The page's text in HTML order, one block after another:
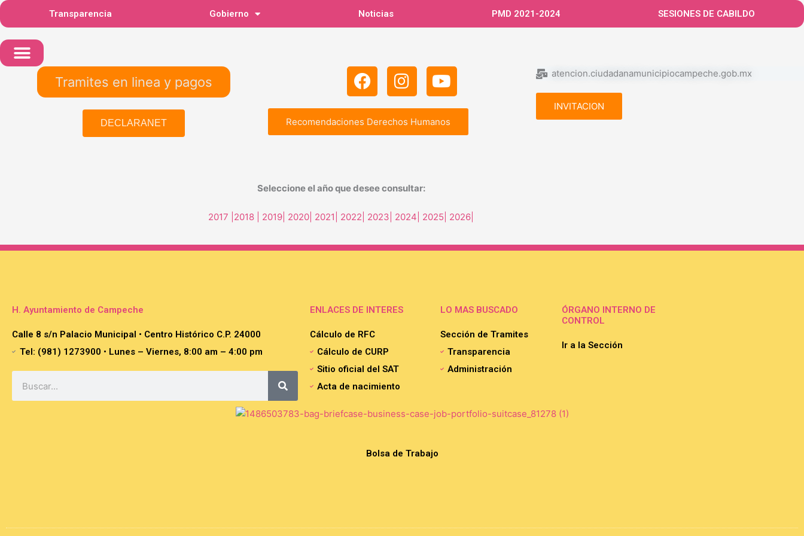
Ir
al
Transparencia Gobierno Noticias PMD 2021-2024 SESIONES DE CABILDO
Tramites en linea y pagos
DECLARANET
F
a
c
e
b
k
I
n
s
t
a
a
m
Y
o
u
t
u
Recomendaciones Derechos Humanos
atencion.ciudadanamunicipiocampeche.gob.mx
INVITACION
Seleccione el año que desee consultar:
2017 2018 | 2019 2020 2021| 2022 2023 2024 2025 2026
H. Ayuntamiento de Campeche
Calle 8 s/n Palacio Municipal • Centro Histórico C.P. 24000
Tel: (981) 1273900 • Lunes – Viernes, 8:00 am – 4:00 pm
ENLACES DE INTERES
Cálculo de RFC
Cálculo de CURP
Sitio oficial del SAT
Acta de nacimiento
LO MAS BUSCADO
Sección de Tramites
Transparencia
Administración
ÓRGANO INTERNO DE
CONTROL
Ir a la Sección
Bolsa de Trabajo